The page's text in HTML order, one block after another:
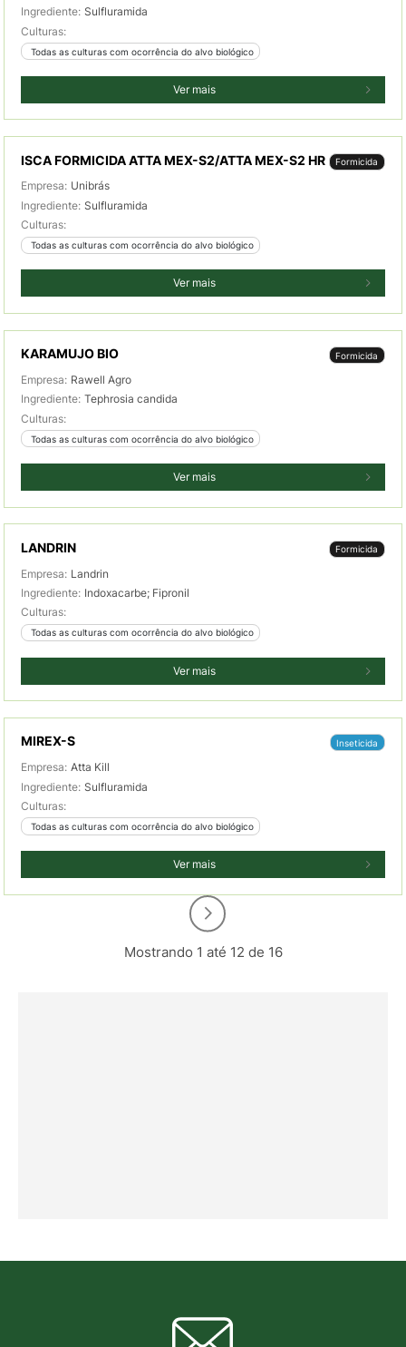
Ingrediente: Sulfluramida
Culturas:
Todas as culturas com ocorrência do alvo biológico
Ver mais
ISCA FORMICIDA ATTA MEX-S2/ATTA MEX-S2 HR Formicida
Empresa: Unibrás
Ingrediente: Sulfluramida
Culturas:
Todas as culturas com ocorrência do alvo biológico
Ver mais
KARAMUJO BIO Formicida
Empresa: Rawell Agro
Ingrediente: Tephrosia candida
Culturas:
Todas as culturas com ocorrência do alvo biológico
Ver mais
LANDRIN Formicida
Empresa: Landrin
Ingrediente: Indoxacarbe; Fipronil
Culturas:
Todas as culturas com ocorrência do alvo biológico
Ver mais
MIREX-S Inseticida
Empresa: Atta Kill
Ingrediente: Sulfluramida
Culturas:
Todas as culturas com ocorrência do alvo biológico
Ver mais
Mostrando 1 até 12 de 16